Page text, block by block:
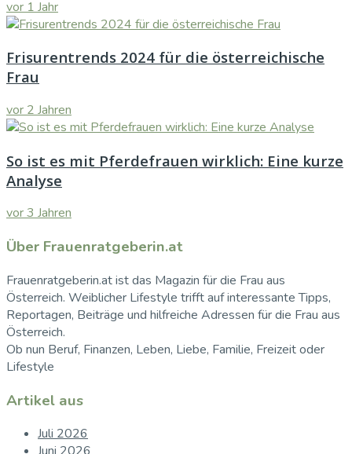
vor 1 Jahr
Frisurentrends 2024 für die österreichische
Frau
vor 2 Jahren
So ist es mit Pferdefrauen wirklich: Eine kurze
Analyse
vor 3 Jahren
Über Frauenratgeberin.at
Frauenratgeberin.at ist das Magazin für die Frau aus
Österreich. Weiblicher Lifestyle trifft auf interessante Tipps,
Reportagen, Beiträge und hilfreiche Adressen für die Frau aus
Österreich.
Ob nun Beruf, Finanzen, Leben, Liebe, Familie, Freizeit oder
Lifestyle
Artikel aus
Juli 2026